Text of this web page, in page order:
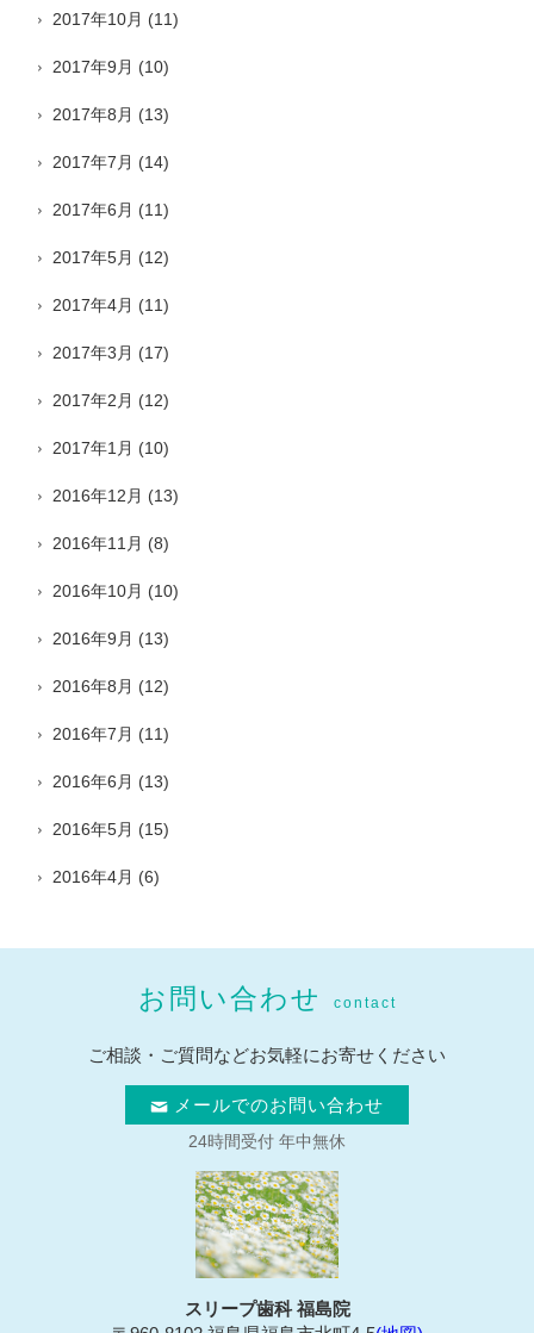
2017年10月 (11)
2017年9月 (10)
2017年8月 (13)
2017年7月 (14)
2017年6月 (11)
2017年5月 (12)
2017年4月 (11)
2017年3月 (17)
2017年2月 (12)
2017年1月 (10)
2016年12月 (13)
2016年11月 (8)
2016年10月 (10)
2016年9月 (13)
2016年8月 (12)
2016年7月 (11)
2016年6月 (13)
2016年5月 (15)
2016年4月 (6)
お問い合わせ contact
ご相談・ご質問などお気軽にお寄せください
メールでのお問い合わせ
24時間受付 年中無休
スリープ歯科 福島院